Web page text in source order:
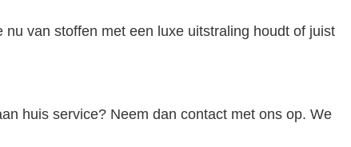
van stoffen met een luxe uitstraling houdt of juist
huis service? Neem dan contact met ons op. We